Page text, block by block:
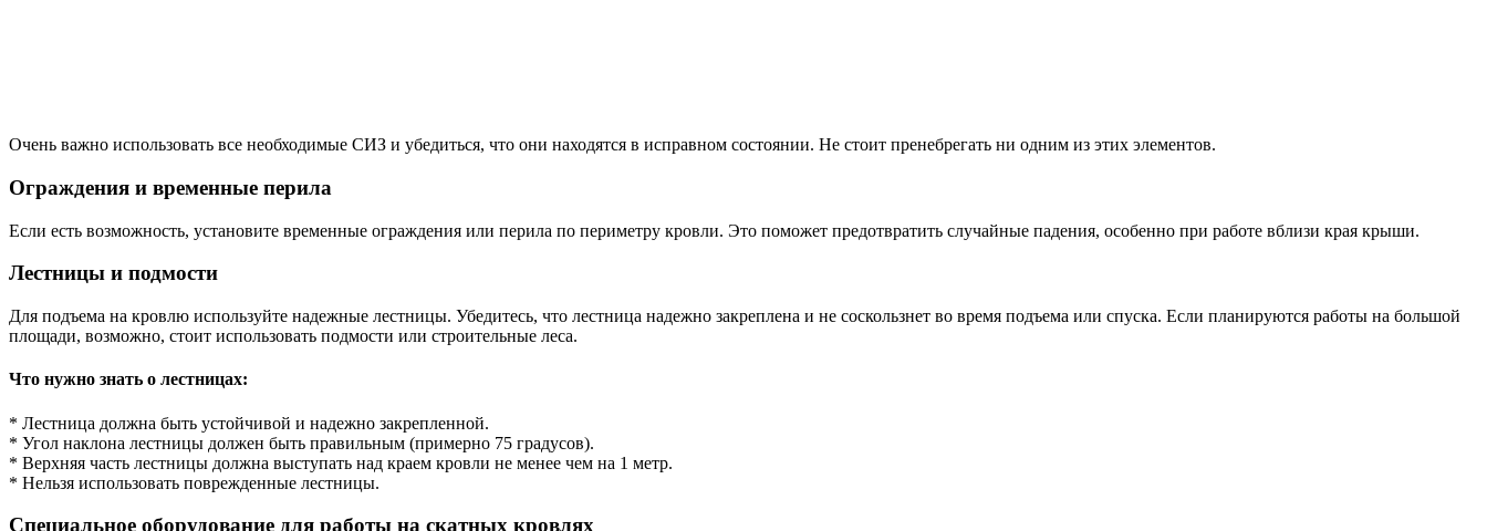
Очень важно использовать все необходимые СИЗ и убедиться, что они находятся в исправном состоянии. Не стоит пренебрегать ни одним из этих элементов.
Ограждения и временные перила
Если есть возможность, установите временные ограждения или перила по периметру кровли. Это поможет предотвратить случайные падения, особенно при работе вблизи края крыши.
Лестницы и подмости
Для подъема на кровлю используйте надежные лестницы. Убедитесь, что лестница надежно закреплена и не соскользнет во время подъема или спуска. Если планируются работы на большой
площади, возможно, стоит использовать подмости или строительные леса.
Что нужно знать о лестницах:
* Лестница должна быть устойчивой и надежно закрепленной.
* Угол наклона лестницы должен быть правильным (примерно 75 градусов).
* Верхняя часть лестницы должна выступать над краем кровли не менее чем на 1 метр.
* Нельзя использовать поврежденные лестницы.
Специальное оборудование для работы на скатных кровлях